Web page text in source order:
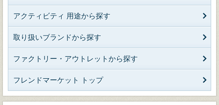
アクティビティ 用途から探す
取り扱いブランドから探す
ファクトリー・アウトレットから探す
フレンドマーケット トップ